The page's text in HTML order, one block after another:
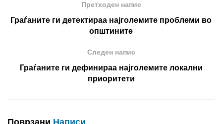
Претходен напис
Граѓаните ги детектираа најголемите проблеми во
општините
Следен напис
Граѓаните ги дефинираа најголемите локални
приоритети